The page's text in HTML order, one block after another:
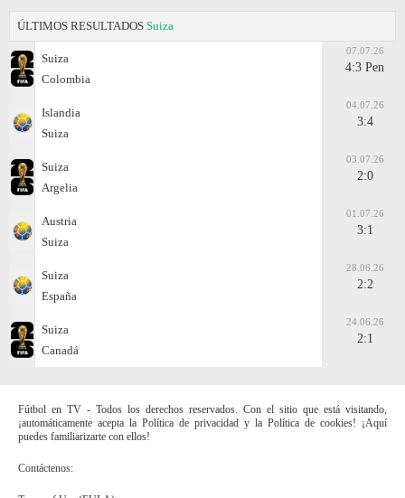
ÚLTIMOS RESULTADOS Suiza
Suiza
Colombia
07.07.26
4:3 Pen
Islandia
Suiza
04.07.26
3:4
Suiza
Argelia
03.07.26
2:0
Austria
Suiza
01.07.26
3:1
Suiza
España
28.06.26
2:2
Suiza
Canadá
24.06.26
2:1
Fútbol en TV - Todos los derechos reservados. Con el sitio que está visitando,
¡automáticamente acepta la Política de privacidad y la Política de cookies! ¡Aquí
puedes familiarizarte con ellos!
Contáctenos: